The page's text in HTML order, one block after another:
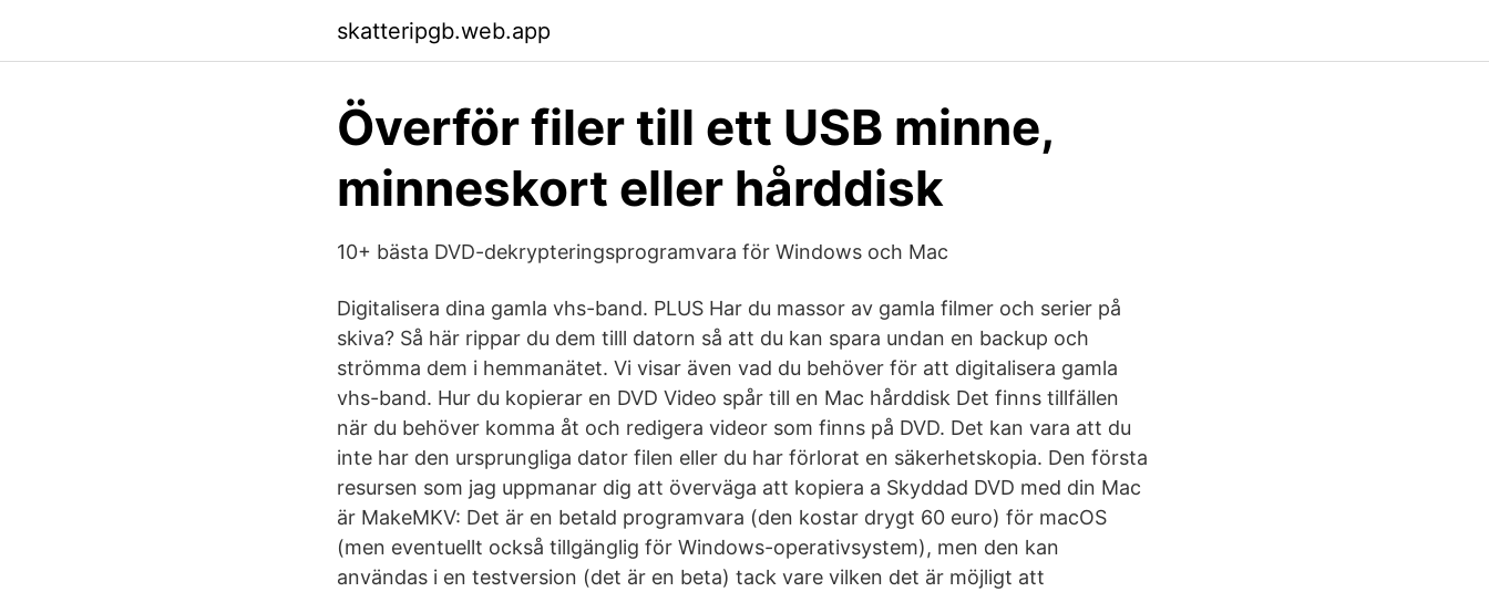
skatteripgb.web.app
Överför filer till ett USB minne,
minneskort eller hårddisk
10+ bästa DVD-dekrypteringsprogramvara för Windows och Mac
Digitalisera dina gamla vhs-band. PLUS Har du massor av gamla filmer och serier på
skiva? Så här rippar du dem tilll datorn så att du kan spara undan en backup och
strömma dem i hemmanätet. Vi visar även vad du behöver för att digitalisera gamla
vhs-band. Hur du kopierar en DVD Video spår till en Mac hårddisk Det finns tillfällen
när du behöver komma åt och redigera videor som finns på DVD. Det kan vara att du
inte har den ursprungliga dator filen eller du har förlorat en säkerhetskopia. Den första
resursen som jag uppmanar dig att överväga att kopiera a Skyddad DVD med din Mac
är MakeMKV: Det är en betald programvara (den kostar drygt 60 euro) för macOS
(men eventuellt också tillgänglig för Windows-operativsystem), men den kan
användas i en testversion (det är en beta) tack vare vilken det är möjligt att